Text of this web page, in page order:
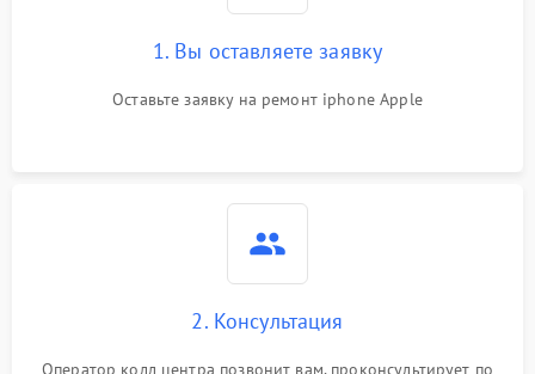
1. Вы оставляете заявку
Оставьте заявку на ремонт iphone Apple
2. Консультация
Оператор колл центра позвонит вам, проконсультирует по